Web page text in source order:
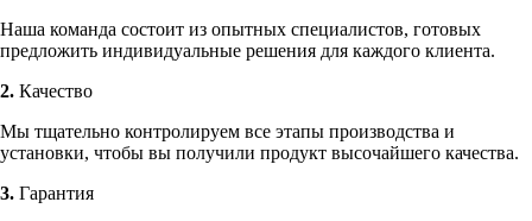
Наша команда состоит из опытных специалистов, готовых
предложить индивидуальные решения для каждого клиента.
2. Качество
Мы тщательно контролируем все этапы производства и
установки, чтобы вы получили продукт высочайшего качества.
3. Гарантия